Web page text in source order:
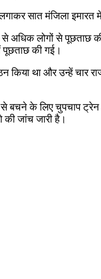
लगाकर सात मंजिला
लोगों से पूछताछ
की गई।
किया था और उन्हें चार
से बचने के लिए चुपचाप
जांच जारी है।